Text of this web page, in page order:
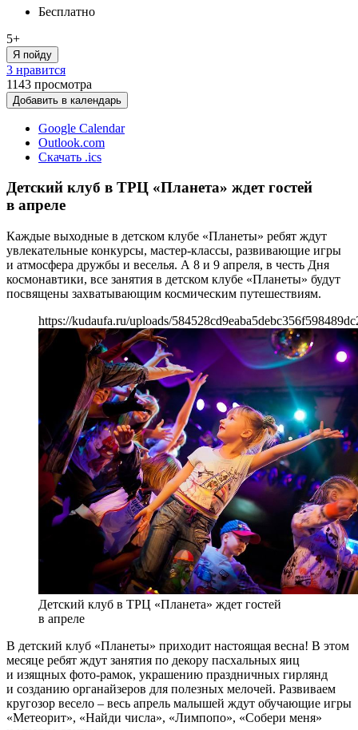
Бесплатно
5+
Я пойду
3 нравится
1143 просмотра
Добавить в календарь
Google Calendar
Outlook.com
Скачать .ics
Детский клуб в ТРЦ «Планета» ждет гостей
в апреле
Каждые выходные в детском клубе «Планеты» ребят ждут
увлекательные конкурсы, мастер-классы, развивающие игры
и атмосфера дружбы и веселья. А 8 и 9 апреля, в честь Дня
космонавтики, все занятия в детском клубе «Планеты» будут
посвящены захватывающим космическим путешествиям.
https://kudaufa.ru/uploads/
Детский клуб в ТРЦ «Планета» ждет гостей
в апреле
В детский клуб «Планеты» приходит настоящая весна! В этом
месяце ребят ждут занятия по декору пасхальных яиц
и изящных фото-рамок, украшению праздничных гирлянд
и созданию органайзеров для полезных мелочей. Развиваем
кругозор весело – весь апрель малышей ждут обучающие игры
«Метеорит», «Найди числа», «Лимпопо», «Собери меня»